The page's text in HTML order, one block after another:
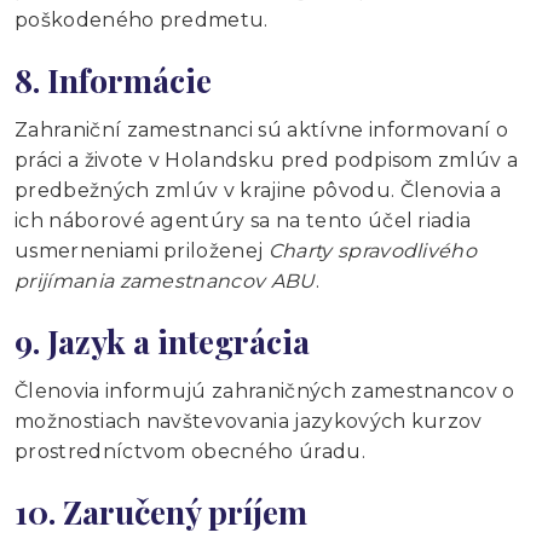
poškodeného predmetu.
8. Informácie
Zahraniční zamestnanci sú aktívne informovaní o
práci a živote v Holandsku pred podpisom zmlúv a
predbežných zmlúv v krajine pôvodu. Členovia a
ich náborové agentúry sa na tento účel riadia
usmerneniami priloženej Charty spravodlivého
prijímania zamestnancov ABU.
9. Jazyk a integrácia
Členovia informujú zahraničných zamestnancov o
možnostiach navštevovania jazykových kurzov
prostredníctvom obecného úradu.
10. Zaručený príjem